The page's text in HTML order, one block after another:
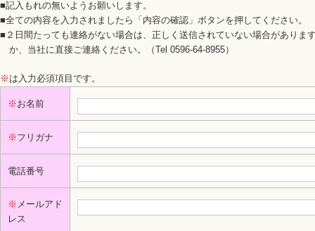
■記入もれの無いようお願いします。
■全ての内容を入力されましたら「内容の確認」ボタンを押してください。
■２日間たっても連絡がない場合は、正しく送信されていない場合がありま
か、当社に直接ご連絡ください。（Tel 0596-64-8955）
※ は入力必須項目です。
※ お名前
※ フリガナ
電話番号
※ メールアド
レス